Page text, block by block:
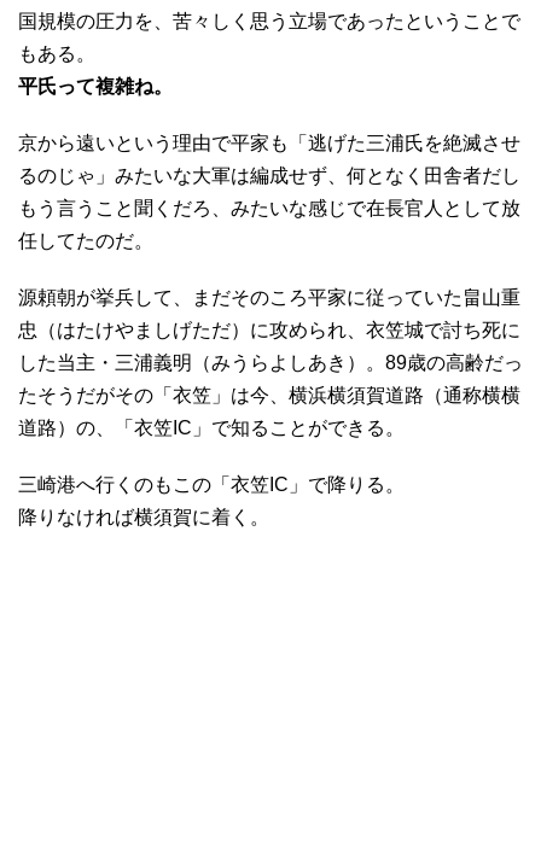
国規模の圧力を、苦々しく思う立場であったということで
もある。
平氏って複雑ね。
京から遠いという理由で平家も「逃げた三浦氏を絶滅させ
るのじゃ」みたいな大軍は編成せず、何となく田舎者だし
もう言うこと聞くだろ、みたいな感じで在長官人として放
任してたのだ。
源頼朝が挙兵して、まだそのころ平家に従っていた畠山重
忠（はたけやましげただ）に攻められ、衣笠城で討ち死に
した当主・三浦義明（みうらよしあき）。89歳の高齢だっ
たそうだがその「衣笠」は今、横浜横須賀道路（通称横横
道路）の、「衣笠IC」で知ることができる。
三崎港へ行くのもこの「衣笠IC」で降りる。
降りなければ横須賀に着く。